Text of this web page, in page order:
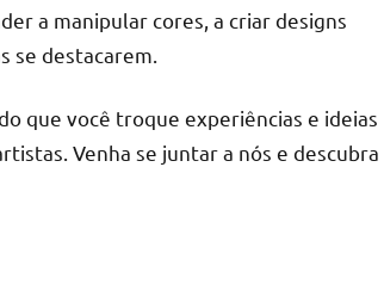
a manipular cores, a criar designs
se destacarem.
que você troque experiências e ideias
Venha se juntar a nós e descubra